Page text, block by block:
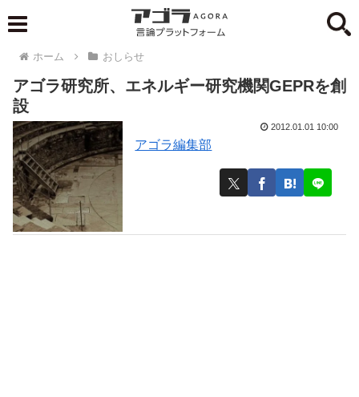
ホーム おしらせ
アゴラ研究所、エネルギー研究機関GEPRを創
設
アゴラ編集部
2012.01.01 10:00